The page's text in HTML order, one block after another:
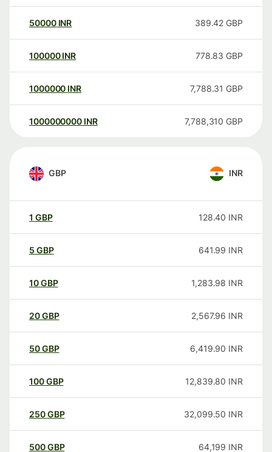
50000 INR 389.42 GBP
100000 INR 778.83 GBP
1000000 INR 7,788.31 GBP
1000000000 INR 7,788,310 GBP
GBP INR
1 GBP 128.40 INR
5 GBP 641.99 INR
10GBP 1,283.98 INR
20GBP 2,567.96 INR
50GBP 6,419.90 INR
100GBP 12,839.80 INR
250GBP 32,099.50 INR
500GBP 64,199 INR